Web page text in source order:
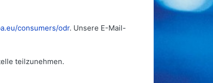
consumers/odr. Unsere E-Mail-
teilzunehmen.